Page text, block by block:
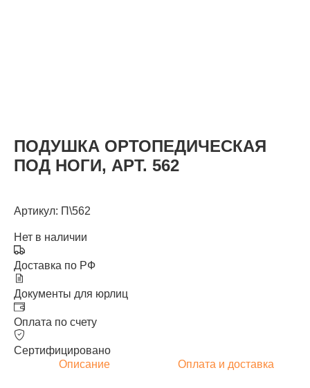
ПОДУШКА ОРТОПЕДИЧЕСКАЯ
ПОД НОГИ, АРТ. 562
Артикул: П\562
Нет в наличии
Доставка по РФ
Документы для юрлиц
Оплата по счету
Сертифицировано
Описание
Оплата и доставка